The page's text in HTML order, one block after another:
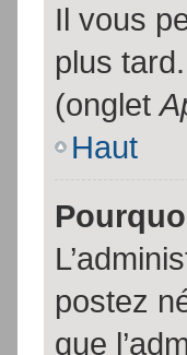
Il vous
plus
(onglet
Haut
postez
que